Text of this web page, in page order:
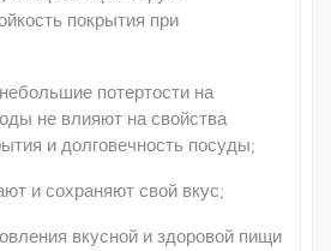
покрытия при
потертости на
не влияют на свойства
и долговечность посуды;
и сохраняют свой вкус;
вкусной и здоровой пищи